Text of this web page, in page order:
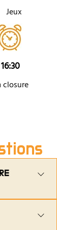
Jeux
16:30
closure